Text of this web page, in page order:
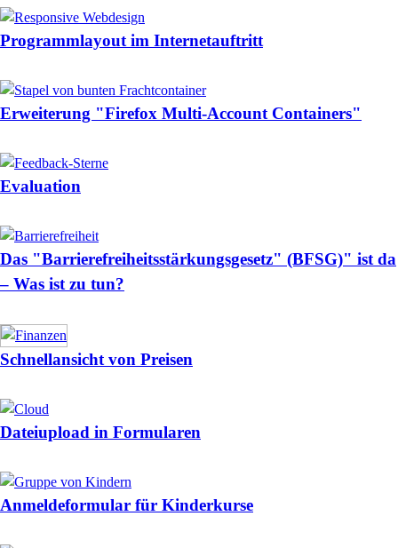
Programmlayout im Internetauftritt
Erweiterung "Firefox Multi-Account Containers"
Evaluation
Das "Barrierefreiheitsstärkungsgesetz" (BFSG)" ist da
– Was ist zu tun?
Schnellansicht von Preisen
Dateiupload in Formularen
Anmeldeformular für Kinderkurse